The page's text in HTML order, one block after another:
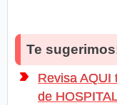
Te
Revisa AQUI
de